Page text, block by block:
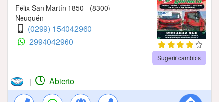
Félix San Martín 1850 - (8300)
Neuquén
(0299) 154042960
2994042960
Sugerir cambios
| Abierto